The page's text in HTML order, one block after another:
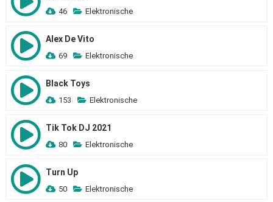
46 Elektronische
Alex De Vito
69 Elektronische
Black Toys
153 Elektronische
Tik Tok DJ 2021
80 Elektronische
Turn Up
50 Elektronische